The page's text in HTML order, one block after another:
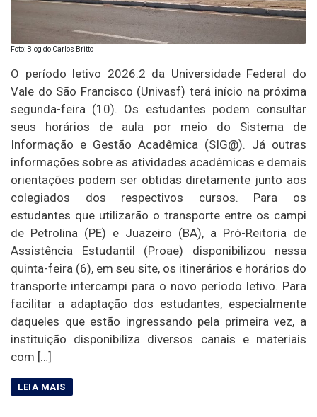
Foto: Blog do Carlos Britto
O período letivo 2026.2 da Universidade Federal do
Vale do São Francisco (Univasf) terá início na próxima
segunda-feira (10). Os estudantes podem consultar
seus horários de aula por meio do Sistema de
Informação e Gestão Acadêmica (SIG@). Já outras
informações sobre as atividades acadêmicas e demais
orientações podem ser obtidas diretamente junto aos
colegiados dos respectivos cursos. Para os
estudantes que utilizarão o transporte entre os campi
de Petrolina (PE) e Juazeiro (BA), a Pró-Reitoria de
Assistência Estudantil (Proae) disponibilizou nessa
quinta-feira (6), em seu site, os itinerários e horários do
transporte intercampi para o novo período letivo. Para
facilitar a adaptação dos estudantes, especialmente
daqueles que estão ingressando pela primeira vez, a
instituição disponibiliza diversos canais e materiais
com […]